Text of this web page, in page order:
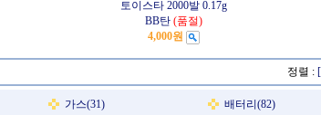
토이스타 2000발 0.17g
BB탄 (품절)
4,000원
정렬 :
가스(31) 배터리(82)